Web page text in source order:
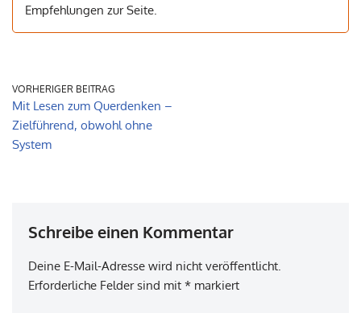
Empfehlungen zur Seite.
VORHERIGER BEITRAG
Mit Lesen zum Querdenken –
Zielführend, obwohl ohne
System
Schreibe einen Kommentar
Deine E-Mail-Adresse wird nicht veröffentlicht.
Erforderliche Felder sind mit * markiert